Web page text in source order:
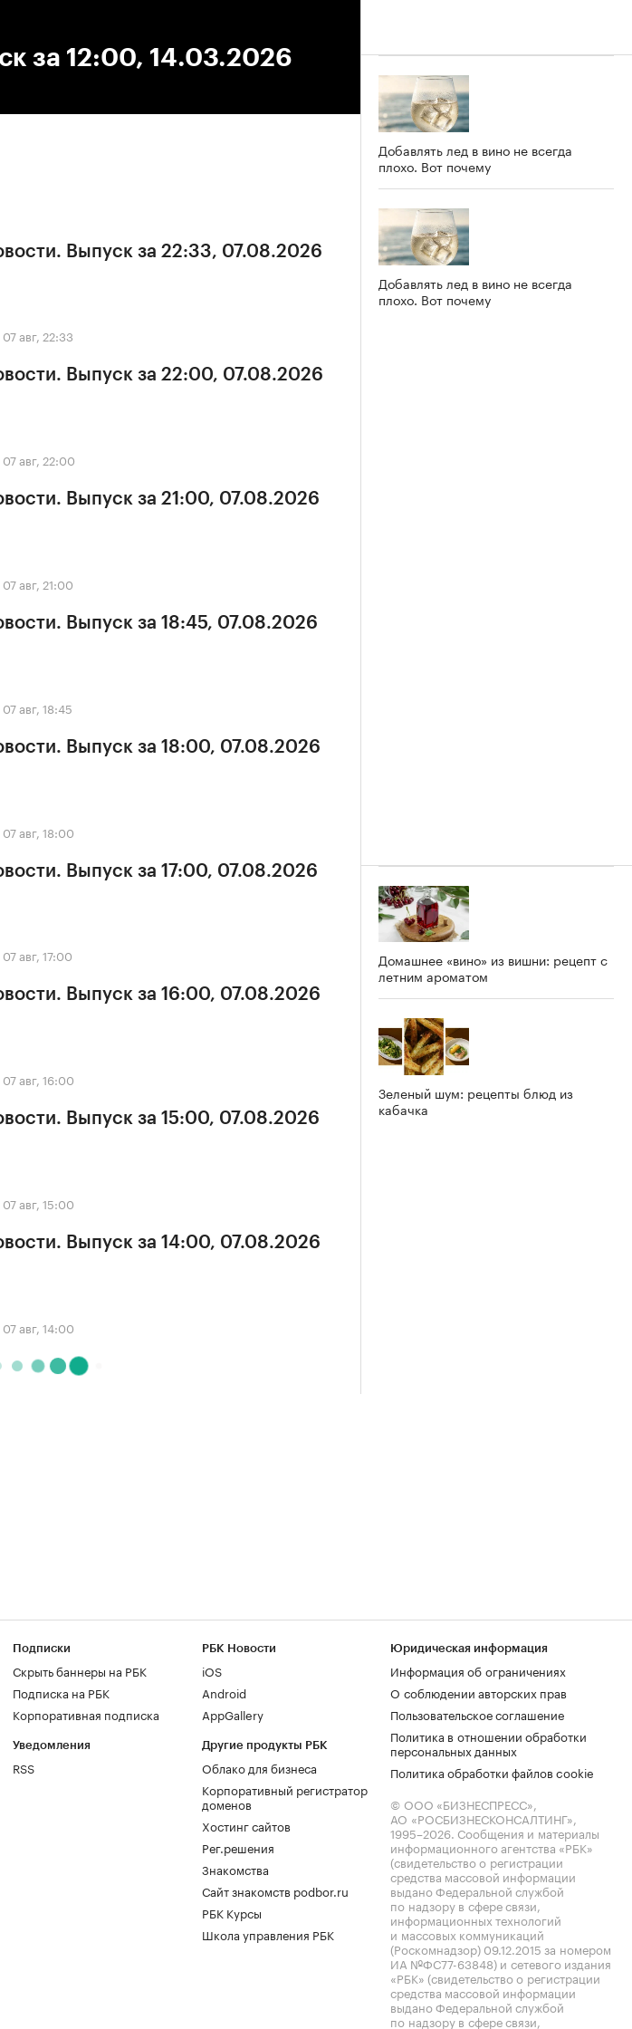
за 12:00, 14.03.2026
Выпуск за 22:33, 07.08.2026
07 авг, 22:33
Выпуск за 22:00, 07.08.2026
07 авг, 22:00
Выпуск за 21:00, 07.08.2026
07 авг, 21:00
Выпуск за 18:45, 07.08.2026
07 авг, 18:45
Выпуск за 18:00, 07.08.2026
07 авг, 18:00
Выпуск за 17:00, 07.08.2026
07 авг, 17:00
Выпуск за 16:00, 07.08.2026
07 авг, 16:00
Выпуск за 15:00, 07.08.2026
07 авг, 15:00
Выпуск за 14:00, 07.08.2026
07 авг, 14:00
Добавлять лед в вино не всегда
плохо. Вот почему
Добавлять лед в вино не всегда
плохо. Вот почему
Домашнее «вино» из вишни: рецепт с
летним ароматом
Зеленый шум: рецепты блюд из
кабачка
Подписки
Скрыть баннеры на РБК
Подписка на РБК
Корпоративная подписка
Уведомления
RSS
РБК Новости
iOS
Android
AppGallery
Другие продукты РБК
Облако для бизнеса
Корпоративный регистратор
доменов
Хостинг сайтов
Рег.решения
Знакомства
Сайт знакомств podbor.ru
РБК Курсы
Школа управления РБК
Юридическая информация
Информация об ограничениях
О соблюдении авторских прав
Пользовательское соглашение
Политика в отношении обработки
персональных данных
Политика обработки файлов cookie
© ООО «БИЗНЕСПРЕСС»,
АО «РОСБИЗНЕСКОНСАЛТИНГ»,
1995–2026. Сообщения и материалы
информационного агентства «РБК»
(свидетельство о регистрации
средства массовой информации
выдано Федеральной службой
по надзору в сфере связи,
информационных технологий
и массовых коммуникаций
(Роскомнадзор) 09.12.2015 за номером
ИА №ФС77-63848) и сетевого издания
«РБК» (свидетельство о регистрации
средства массовой информации
выдано Федеральной службой
по надзору в сфере связи,